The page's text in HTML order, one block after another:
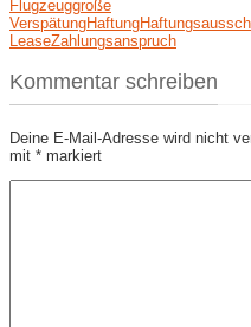
Flugzeuggroße
VerspätungHaftung
LeaseZahlungsanspruch
Kommentar schreiben
Deine E-Mail-Adresse wird nicht
mit * markiert